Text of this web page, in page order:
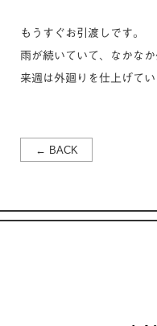
もうすぐお引渡しです。
雨が続いていて、なかなか
来週は外廻りを仕上げてい
← BACK